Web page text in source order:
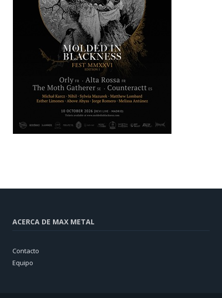
ACERCA DE MAX METAL
Contacto
Equipo